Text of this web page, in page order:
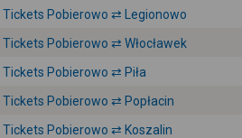
Tickets Pobierowo ⇄ Legionowo
Tickets Pobierowo ⇄ Włocławek
Tickets Pobierowo ⇄ Piła
Tickets Pobierowo ⇄ Popłacin
Tickets Pobierowo ⇄ Koszalin